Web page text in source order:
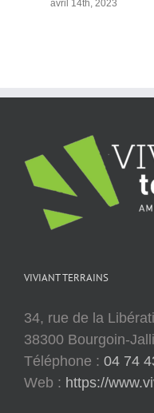
avril 14th, 2023
VIVIANT TERRAINS
34, rue de la
38300 Bourgoin-
Téléphone : 04 74
Web : https://